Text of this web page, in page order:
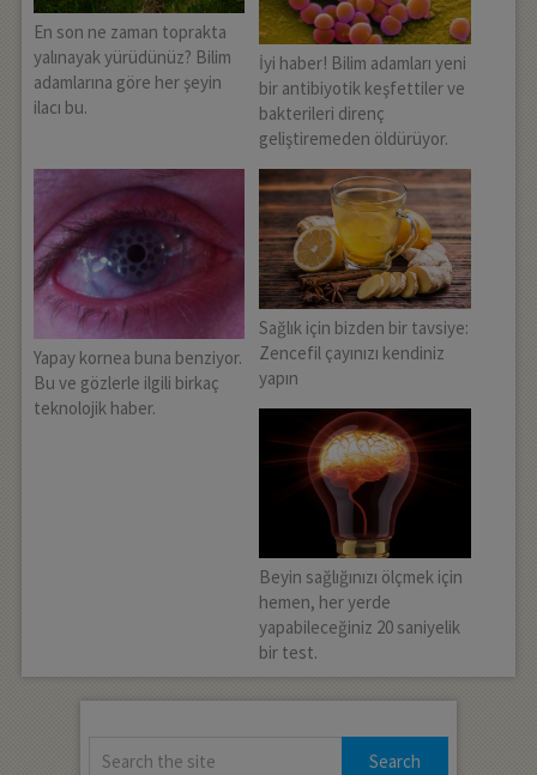
En son ne zaman toprakta
yalınayak yürüdünüz? Bilim
adamlarına göre her şeyin
ilacı bu.
İyi haber! Bilim adamları yeni
bir antibiyotik keşfettiler ve
bakterileri direnç
geliştiremeden öldürüyor.
Yapay kornea buna benziyor.
Bu ve gözlerle ilgili birkaç
teknolojik haber.
Sağlık için bizden bir tavsiye:
Zencefil çayınızı kendiniz
yapın
Beyin sağlığınızı ölçmek için
hemen, her yerde
yapabileceğiniz 20 saniyelik
bir test.